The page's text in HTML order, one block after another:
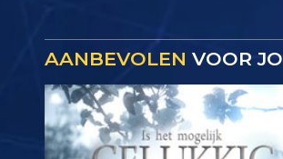
AANBEVOLEN VOOR